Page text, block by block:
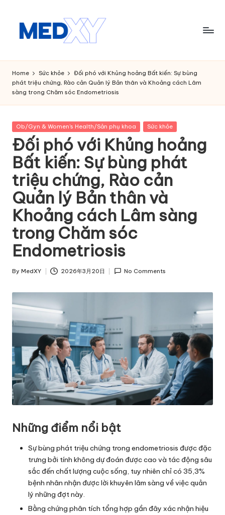
M
e
d
x
y
A
I
Home Sức khỏe
Đối phó với Khủng hoảng Bất kiến: Sự bùng
phát triệu chứng, Rào cản Quản lý Bản thân và Khoảng cách Lâm
sàng trong Chăm sóc Endometriosis
Posted
Ob/Gyn & Women's Health/Sản phụ khoa Sức khỏe
Đối phó với Khủng hoảng
Bất kiến: Sự bùng phát
triệu chứng, Rào cản
Quản lý Bản thân và
Khoảng cách Lâm sàng
trong Chăm sóc
Endometriosis
Posted
By MedXY 2026年3月20日 No Comments
Những điểm nổi bật
Sự bùng phát triệu chứng trong endometriosis được đặc
trưng bởi tính không dự đoán được cao và tác động sâu
sắc đến chất lượng cuộc sống, tuy nhiên chỉ có 35,3%
bệnh nhân nhận được lời khuyên lâm sàng về việc quản
lý những đợt này.
Bằng chứng phân tích tổng hợp gần đây xác nhận hiệu